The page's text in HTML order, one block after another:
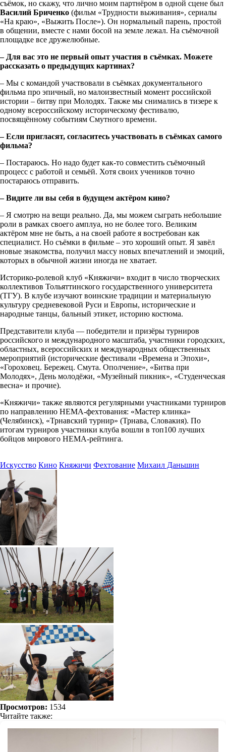
съёмок, но скажу, что лично моим партнёром в одной сцене был
Василий Бриченко (фильм «Трудности выживания», сериалы
«На краю», «Выжить После»). Он нормальный парень, простой
в общении, вместе с нами босой на земле лежал. На съёмочной
площадке все дружелюбные.
– Для вас это не первый опыт участия в съёмках. Можете
рассказать о предыдущих картинах?
– Мы с командой участвовали в съёмках документального
фильма про эпичный, но малоизвестный момент российской
истории – битву при Молодях. Также мы снимались в тизере к
одному всероссийскому историческому фестивалю,
посвящённому событиям Смутного времени.
– Если пригласят, согласитесь участвовать в съёмках самого
фильма?
– Постараюсь. Но надо будет как-то совместить съёмочный
процесс с работой и семьёй. Хотя своих учеников точно
постараюсь отправить.
– Видите ли вы себя в будущем актёром кино?
– Я смотрю на вещи реально. Да, мы можем сыграть небольшие
роли в рамках своего амплуа, но не более того. Великим
актёром мне не быть, а на своей работе я востребован как
специалист. Но съёмки в фильме – это хороший опыт. Я завёл
новые знакомства, получил массу новых впечатлений и эмоций,
которых в обычной жизни иногда не хватает.
Историко-ролевой клуб «Княжичи» входит в число творческих
коллективов Тольяттинского государственного университета
(ТГУ). В клубе изучают воинские традиции и материальную
культуру средневековой Руси и Европы, исторические и
народные танцы, бальный этикет, историю костюма.
Представители клуба — победители и призёры турниров
российского и международного масштаба, участники городских,
областных, всероссийских и международных общественных
мероприятий (исторические фестивали «Времена и Эпохи»,
«Гороховец. Бережец. Смута. Ополчение», «Битва при
Молодях», День молодёжи, «Музейный пикник», «Студенческая
весна» и прочие).
«Княжичи» также являются регулярными участниками турниров
по направлению НЕМА-фехтования: «Мастер клинка»
(Челябинск), «Трнавский турнир» (Трнава, Словакия). По
итогам турниров участники клуба вошли в топ100 лучших
бойцов мирового НЕМА-рейтинга.
Искусство Кино Княжичи Фехтование Михаил Даньшин
Просмотров: 1534
Читайте также: